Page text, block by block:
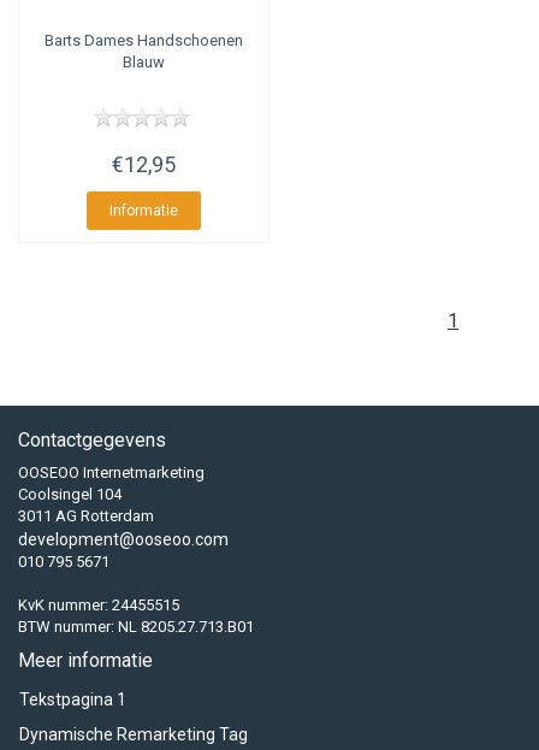
Barts Dames Handschoenen
Blauw
€12,95
Informatie
1
Contactgegevens
OOSEOO Internetmarketing
Coolsingel 104
3011 AG Rotterdam
development@ooseoo.com
010 795 5671
KvK nummer: 24455515
BTW nummer: NL 8205.27.713.B01
Meer informatie
Tekstpagina 1
Dynamische Remarketing Tag